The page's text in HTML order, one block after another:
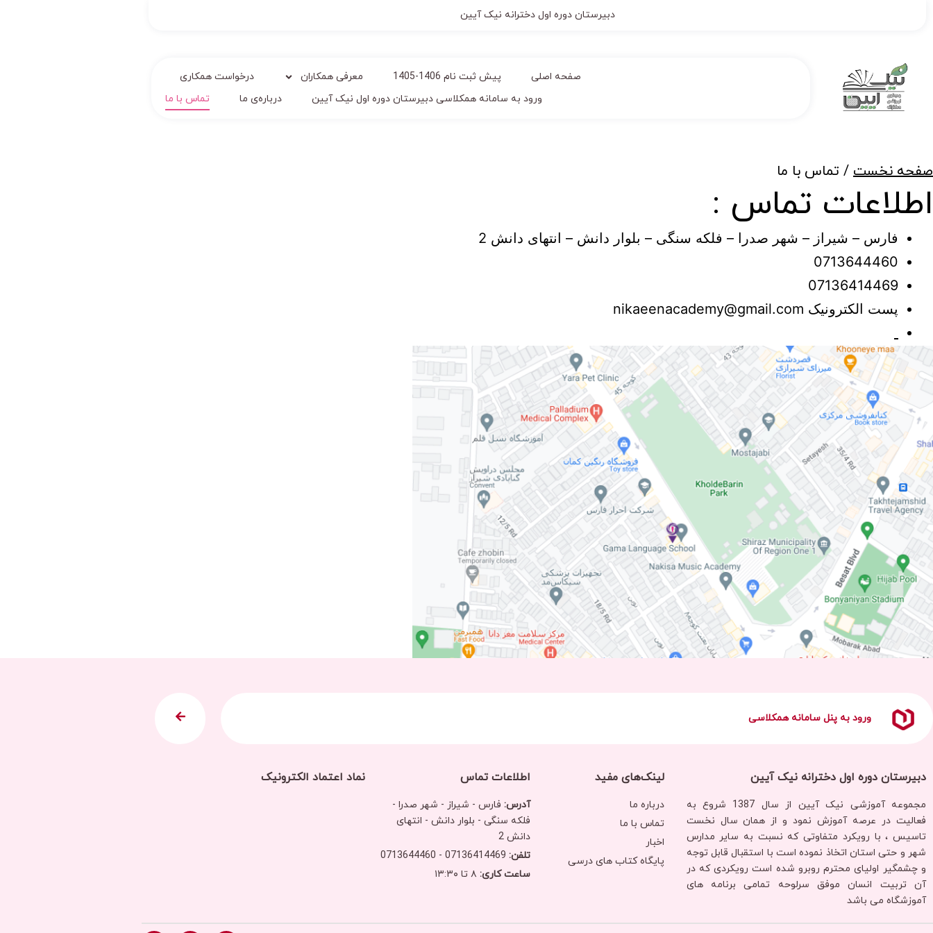
دبیرستان دوره اول دخترانه نیک آیین
صفحه اصلی پیش ثبت نام 1406-1405 معرفی همکاران
درخواست همکاری
ورود به سامانه همکلاسی دبیرستان دوره اول نیک آیین
درباره‌ی ما تماس با ما
صفحه نخست / تماس با ما
اطلاعات تماس :
فارس – شیراز – شهر صدرا – فلکه سنگی – بلوار دانش – انتهای دانش 2
0713644460
07136414469
پست الکترونیک nikaeenacademy@gmail.com
ورود به پنل سامانه همکلاسی
دبیرستان دوره اول دخترانه نیک آیین
مجموعه آموزشی نیک آیین از سال 1387 شروع به
فعالیت در عرصه آموزش نمود و از همان سال نخست
تاسیس ، با رویکرد متفاوتی که نسبت به سایر مدارس
شهر و حتی استان اتخاذ نموده است با استقبال قابل توجه
و چشمگیر اولیای محترم روبرو شده است رویکردی‌ که در
آن تربیت انسان موفق سرلوحه تمامی برنامه های
آموزشگاه می باشد
لینک‌های مفید
درباره ما
تماس با ما
اخبار
پایگاه کتاب های درسی
اطلاعات تماس
آدرس: فارس - شیراز - شهر صدرا -
فلکه سنگی - بلوار دانش - انتهای
دانش 2
تلفن: 07136414469 - 0713644460
ساعت کاری:
نماد اعتماد الکترونیک